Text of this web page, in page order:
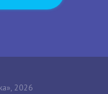
2026